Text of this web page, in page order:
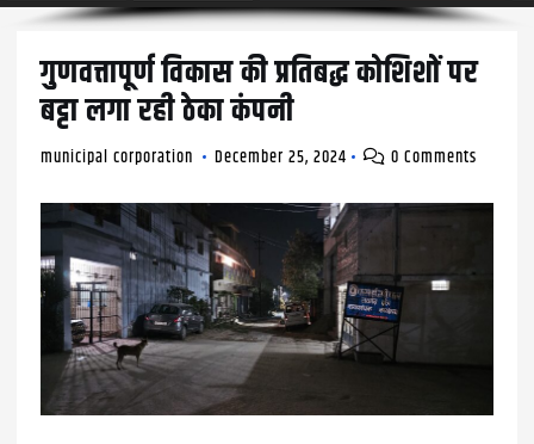
गुणवत्तापूर्ण विकास की प्रतिबद्ध कोशिशों पर
बट्टा लगा रही ठेका कंपनी
municipal corporation December 25, 2024 0 Comments